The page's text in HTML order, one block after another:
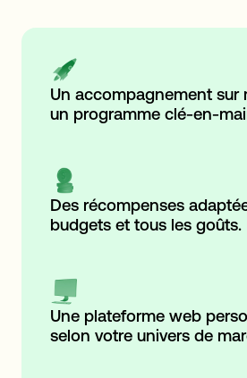
Un accompagnement sur
un programme clé-en-
Des récompenses
budgets et tous les goûts.
Une plateforme web
selon votre univers de